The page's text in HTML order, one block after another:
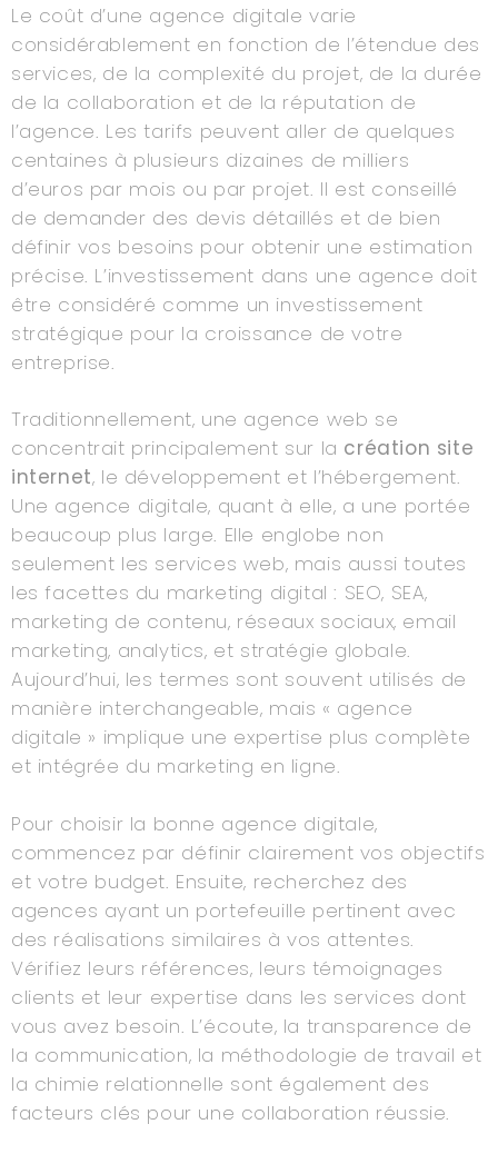
Le coût d’une agence digitale varie
considérablement en fonction de l’étendue des
services, de la complexité du projet, de la durée
de la collaboration et de la réputation de
l’agence. Les tarifs peuvent aller de quelques
centaines à plusieurs dizaines de milliers
d’euros par mois ou par projet. Il est conseillé
de demander des devis détaillés et de bien
définir vos besoins pour obtenir une estimation
précise. L’investissement dans une agence doit
être considéré comme un investissement
stratégique pour la croissance de votre
entreprise.
Traditionnellement, une agence web se
concentrait principalement sur la création site
internet, le développement et l’hébergement.
Une agence digitale, quant à elle, a une portée
beaucoup plus large. Elle englobe non
seulement les services web, mais aussi toutes
les facettes du marketing digital : SEO, SEA,
marketing de contenu, réseaux sociaux, email
marketing, analytics, et stratégie globale.
Aujourd’hui, les termes sont souvent utilisés de
manière interchangeable, mais « agence
digitale » implique une expertise plus complète
et intégrée du marketing en ligne.
Pour choisir la bonne agence digitale,
commencez par définir clairement vos objectifs
et votre budget. Ensuite, recherchez des
agences ayant un portefeuille pertinent avec
des réalisations similaires à vos attentes.
Vérifiez leurs références, leurs témoignages
clients et leur expertise dans les services dont
vous avez besoin. L’écoute, la transparence de
la communication, la méthodologie de travail et
la chimie relationnelle sont également des
facteurs clés pour une collaboration réussie.